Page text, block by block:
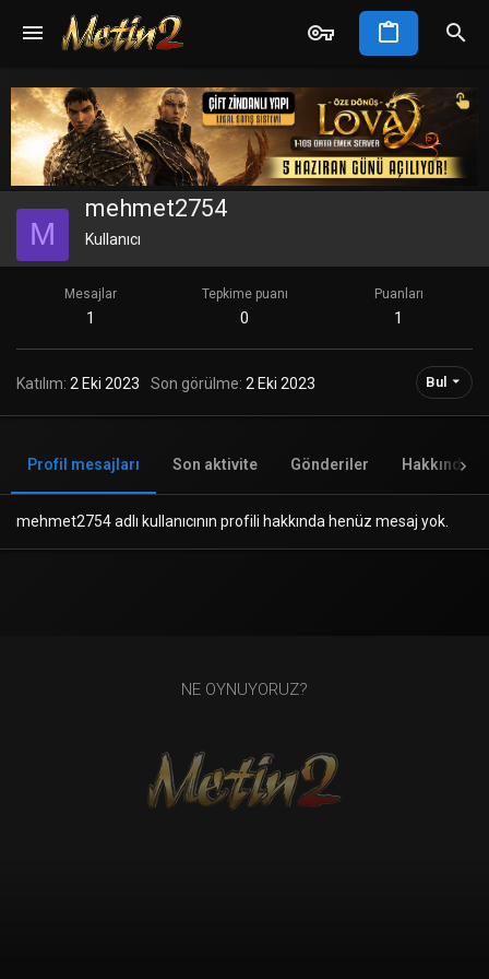
M
mehmet2754
Kullanıcı
Mesajlar
1
Tepkime puanı
0
Puanları
1
Katılım 2 Eki 2023 Son görülme 2 Eki 2023 Bul
Profil mesajları Son aktivite Gönderiler Hakkında
mehmet2754 adlı kullanıcının profili hakkında henüz mesaj yok.
NE OYNUYORUZ?